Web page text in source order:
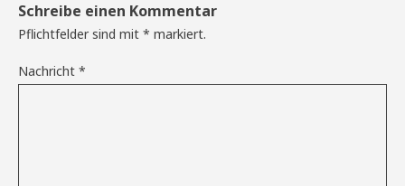
Schreibe einen Kommentar
Pflichtfelder sind mit * markiert.
Nachricht *